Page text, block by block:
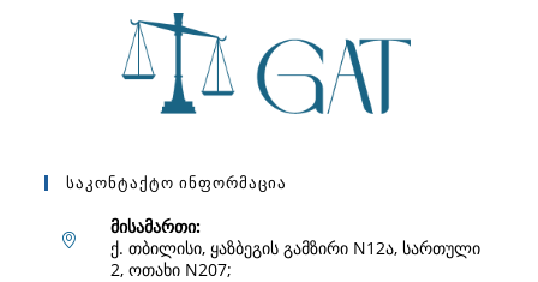
Საკონტაქტო Ინფორმაცია
მისამართი:
ქ. თბილისი, ყაზბეგის გამზირი N12ა, სართული
2, ოთახი N207;